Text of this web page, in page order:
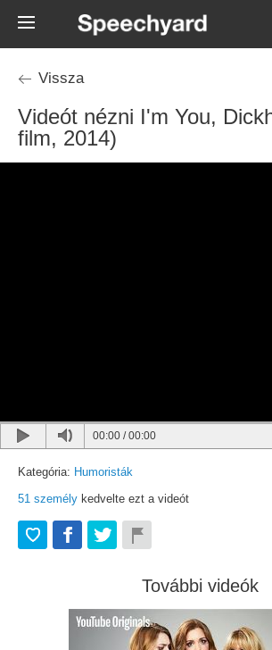
Vissza
Videót nézni I'm You,
film, 2014)
00:00 /00:00
Kategória: Humoristák
51 személy kedvelte ezt a videót
További videók